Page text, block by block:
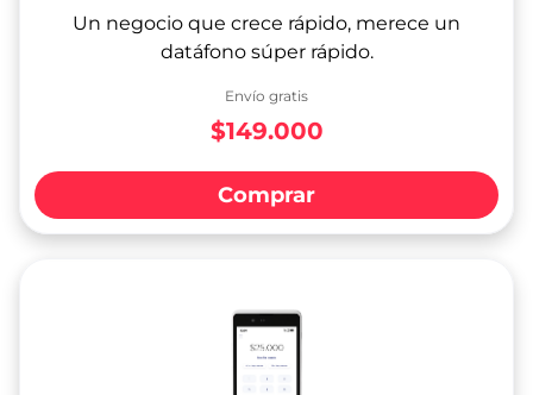
Un negocio que crece rápido, merece un
datáfono súper rápido.
Envío gratis
$149.000
Comprar